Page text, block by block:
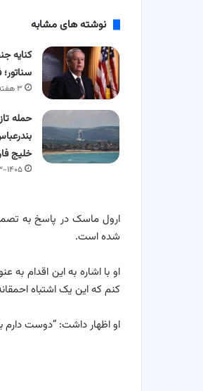
نوشته های مشابه
کنایه
۳ هفته پیش
حمله
خلیج
۰۷-
ارول ماسک در پاسخ به
شده است.
او با اشاره به این اقدام
کنم که این یک اشتباه
او اظهار داشت: “دوست دارم بگویم ۸۰ درصد، اما در واقع ۱۰۰ درصد [مردم]